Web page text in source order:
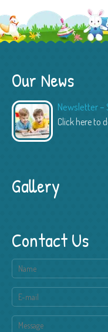
Our News
Newsletter
Click here to
Gallery
Contact Us